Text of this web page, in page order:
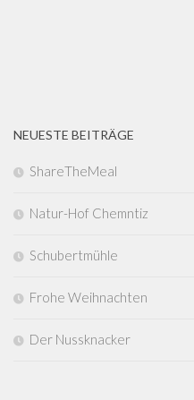
NEUESTE BEITRÄGE
ShareTheMeal
Natur-Hof Chemntiz
Schubertmühle
Frohe Weihnachten
Der Nussknacker